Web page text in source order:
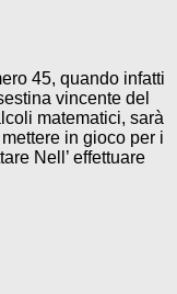
45, quando infatti
vincente del
matematici, sarà
in gioco per i
Nell’ effettuare